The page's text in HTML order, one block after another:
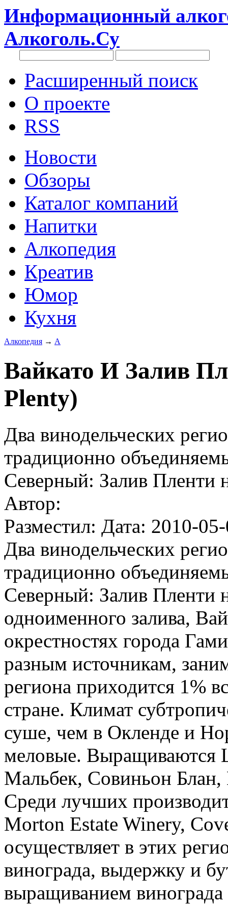
Информационный
Алкоголь.Су
Расширенный поиск
О проекте
RSS
Новости
Обзоры
Каталог компаний
Напитки
Алкопедия
Креатив
Юмор
Кухня
Алкопедия → А
Вайкато И Залив
Plenty)
Два винодельческих
традиционно
Северный: Залив Пленти
Автор:
Разместил: Дата: 2010-
Два винодельческих
традиционно
Северный: Залив Пленти
одноименного залива,
окрестностях города
разным источникам,
региона приходится 1%
стране. Климат
суше, чем в Окленде и
меловые. Выращиваются
Мальбек, Совиньон
Среди лучших
Morton Estate Winery,
осуществляет в этих
винограда, выдержку и
выращиванием винограда